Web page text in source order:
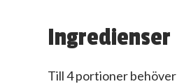
Ingredienser
Till 4 portioner behöver